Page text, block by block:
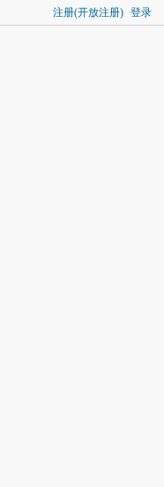
注册(开放注册) 登录